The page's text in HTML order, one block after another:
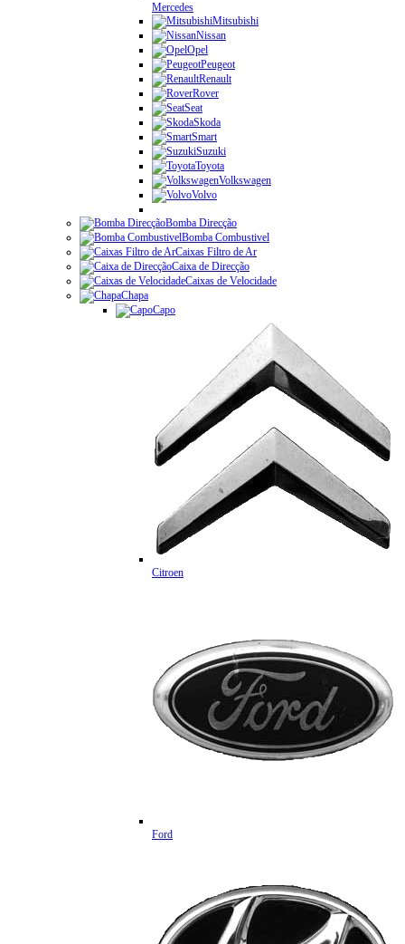
Mercedes
Mitsubishi
Nissan
Opel
Peugeot
Renault
Rover
Seat
Skoda
Smart
Suzuki
Toyota
Volkswagen
Volvo
Bomba Direcção
Bomba Combustivel
Caixas Filtro de Ar
Caixa de Direcção
Caixas de Velocidade
Chapa
Capo
Citroen
Ford